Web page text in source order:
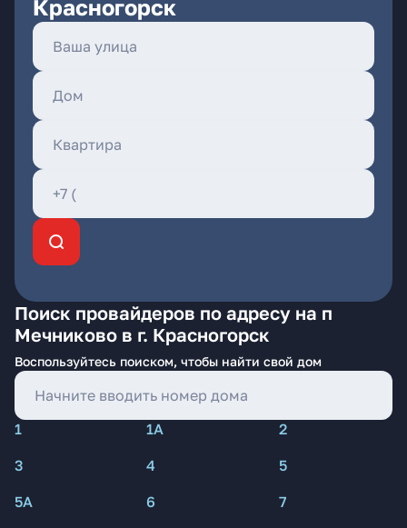
Красногорск
Поиск провайдеров по адресу на п
Мечниково в г. Красногорск
Воспользуйтесь поиском, чтобы найти свой дом
1 1А
2
3
4
5
5А
6
7